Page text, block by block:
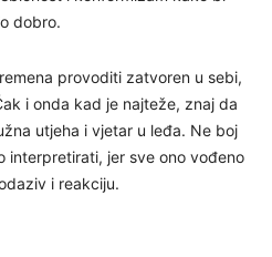
dobro.
provoditi zatvoren u sebi,
i onda kad je najteže, znaj da
utjeha i vjetar u leđa. Ne boj
interpretirati, jer sve ono vođeno
i reakciju.